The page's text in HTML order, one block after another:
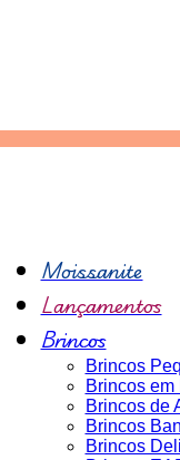
Moissanite
Lançamentos
Brincos
Brincos
Brincos em
Brincos de
Brincos
Brincos